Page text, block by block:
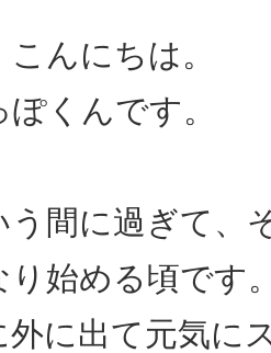
んにちは。
くんです。
間に過ぎて、
り始める頃です
外に出て元気に